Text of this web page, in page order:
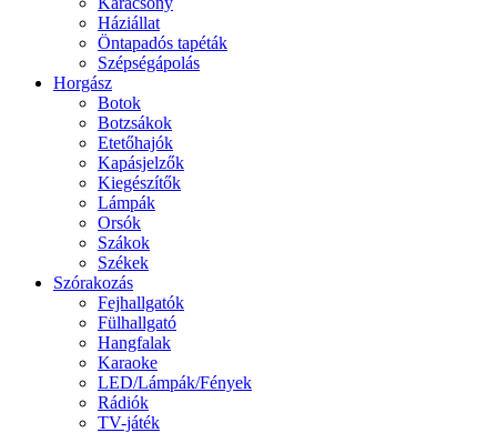
Háziállat
Öntapadós tapéták
Szépségápolás
Horgász
Botok
Botzsákok
Etetőhajók
Kapásjelzők
Kiegészítők
Lámpák
Orsók
Szákok
Székek
Szórakozás
Fejhallgatók
Fülhallgató
Hangfalak
Karaoke
LED/Lámpák/Fények
Rádiók
TV-játék